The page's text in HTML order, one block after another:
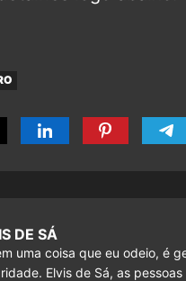
DE SÁ
uma coisa que eu odeio, é
Elvis de Sá, as pessoas